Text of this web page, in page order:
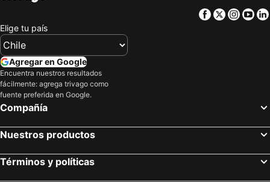
Facebook
Twitter
Elige tu país
Agregar en Google
Encuentra nuestros resultados
fácilmente: agrega trivago como
fuente preferida en Google.
Compañía
Nuestros productos
Términos y políticas